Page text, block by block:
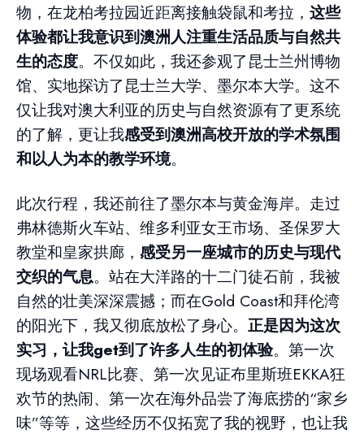
物，在龙柏考拉园近距离接触袋鼠和考拉， 这些
体验都让我意识到澳洲人注重生活品质与自然共
生的态度。不仅如此，我还参观了昆士兰州博物
馆、实地探访了昆士兰大学、墨尔本大学。这不
仅让我对澳大利亚的历史与自然资源有了更系统
的了解，更让我感受到澳洲高校开放的学术氛围
和以人为本的教学环境。
此次行程，我还前往了墨尔本与黄金海岸。走过
弗林德斯火车站、维多利亚女王市场、圣保罗大
教堂和皇家拱廊， 感受另一座城市的历史与现代
交织的气息。站在大洋路的十二门徒石前，我被
自然的壮美深深震撼；而在Gold Coast和拜伦湾
的阳光下，我又彻底放松了身心。 正是因为这次
实习，让我get到了许多人生的初体验。第一次
现场观看NRL比赛、第一次见证布里斯班EKKA狂
欢节的热闹、第一次在海外品尝了海底捞的“家乡
味”等等，这些经历不仅拓宽了我的视野，也让我